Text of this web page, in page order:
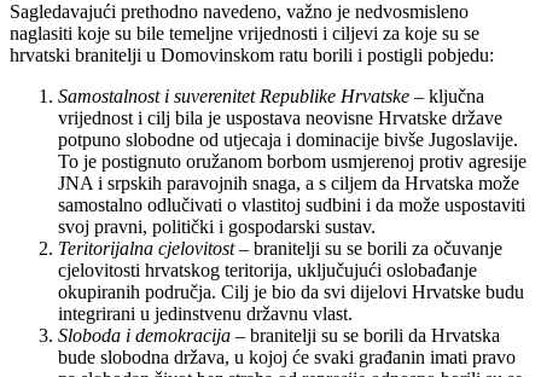
Sagledavajući prethodno navedeno, važno je nedvosmisleno
naglasiti koje su bile temeljne vrijednosti i ciljevi za koje su se
hrvatski branitelji u Domovinskom ratu borili i postigli pobjedu:
Samostalnost i suverenitet Republike Hrvatske – ključna
vrijednost i cilj bila je uspostava neovisne Hrvatske države
potpuno slobodne od utjecaja i dominacije bivše Jugoslavije.
To je postignuto oružanom borbom usmjerenoj protiv agresije
JNA i srpskih paravojnih snaga, a s ciljem da Hrvatska može
samostalno odlučivati o vlastitoj sudbini i da može uspostaviti
svoj pravni, politički i gospodarski sustav.
Teritorijalna cjelovitost– branitelji su se borili za očuvanje
cjelovitosti hrvatskog teritorija, uključujući oslobađanje
okupiranih područja. Cilj je bio da svi dijelovi Hrvatske budu
integrirani u jedinstvenu državnu vlast.
Sloboda i demokracija – branitelji su se borili da Hrvatska
bude slobodna država, u kojoj će svaki građanin imati pravo